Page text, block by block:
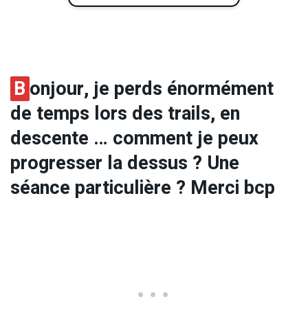
B onjour, je perds énormément
de temps lors des trails, en
descente … comment je peux
progresser la dessus ? Une
séance particulière ? Merci bcp